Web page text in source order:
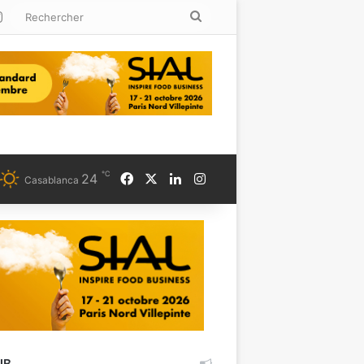
Instagram
Casablanca 24 ℃ FacebookLinkedinInstagram